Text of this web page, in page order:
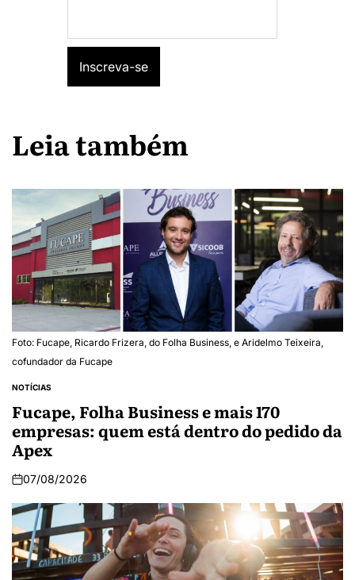
Leia também
Foto: Fucape, Ricardo Frizera, do Folha Business, e Aridelmo Teixeira,
cofundador da Fucape
NOTÍCIAS
Fucape, Folha Business e mais 170
empresas: quem está dentro do pedido da
Apex
07/08/2026